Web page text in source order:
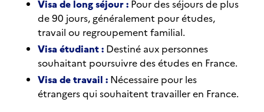
Visa de long séjour : Pour des séjours de plus
de 90 jours, généralement pour études,
travail ou regroupement familial.
Visa étudiant : Destiné aux personnes
souhaitant poursuivre des études en France.
Visa de travail : Nécessaire pour les
étrangers qui souhaitent travailler en France.